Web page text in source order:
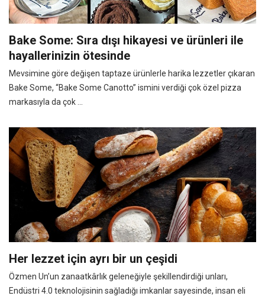
Bake Some: Sıra dışı hikayesi ve ürünleri ile
hayallerinizin ötesinde
Mevsimine göre değişen taptaze ürünlerle harika lezzetler çıkaran
Bake Some, “Bake Some Canotto” ismini verdiği çok özel pizza
markasıyla da çok ...
Her lezzet için ayrı bir un çeşidi
Özmen Un’un zanaatkârlık geleneğiyle şekillendirdiği unları,
Endüstri 4.0 teknolojisinin sağladığı imkanlar sayesinde, insan eli